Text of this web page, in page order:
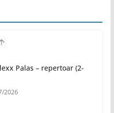
Otvoren amfiteatar
Palas – repertoar (2-
2026